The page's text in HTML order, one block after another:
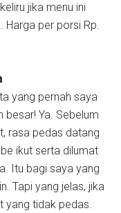
jika menu ini
Harga per porsi Rp.
yang pernah saya
Ya. Sebelum
rasa pedas datang
ikut serta dilumat
Itu bagi saya yang
Tapi yang jelas, jika
yang tidak pedas.